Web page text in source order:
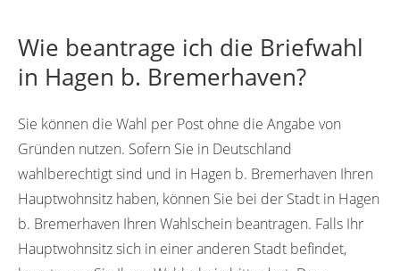
Wie beantrage ich die Briefwahl
in Hagen b. Bremerhaven?
Sie können die Wahl per Post ohne die Angabe von
Gründen nutzen. Sofern Sie in Deutschland
wahlberechtigt sind und in Hagen b. Bremerhaven Ihren
Hauptwohnsitz haben, können Sie bei der Stadt in Hagen
b. Bremerhaven Ihren Wahlschein beantragen. Falls Ihr
Hauptwohnsitz sich in einer anderen Stadt befindet,